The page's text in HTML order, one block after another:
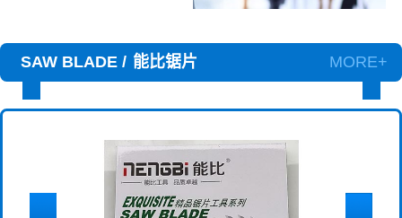
SAW BLADE / 能比锯片 MORE+